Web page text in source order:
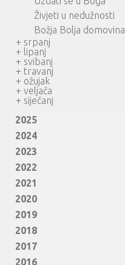
Živjeti u nedužnosti
Božja Bolja domovina
+ srpanj
+ lipanj
+ svibanj
+ travanj
+ ožujak
+ veljača
+ siječanj
2025
2024
2023
2022
2021
2020
2019
2018
2017
2016